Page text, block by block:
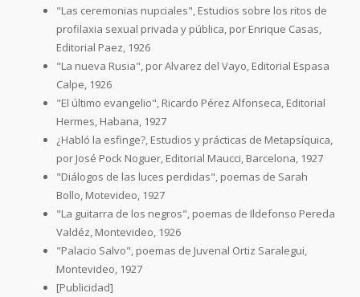
"Las ceremonias nupciales", Estudios sobre los ritos de
profilaxia sexual privada y pública, por Enrique Casas,
Editorial Paez, 1926
"La nueva Rusia", por Alvarez del Vayo, Editorial Espasa
Calpe, 1926
"El último evangelio", Ricardo Pérez Alfonseca, Editorial
Hermes, Habana, 1927
¿Habló la esfinge?, Estudios y prácticas de Metapsíquica,
por José Pock Noguer, Editorial Maucci, Barcelona, 1927
"Diálogos de las luces perdidas", poemas de Sarah
Bollo, Motevideo, 1927
"La guitarra de los negros", poemas de Ildefonso Pereda
Valdéz, Montevideo, 1926
"Palacio Salvo", poemas de Juvenal Ortiz Saralegui,
Montevideo, 1927
[Publicidad]